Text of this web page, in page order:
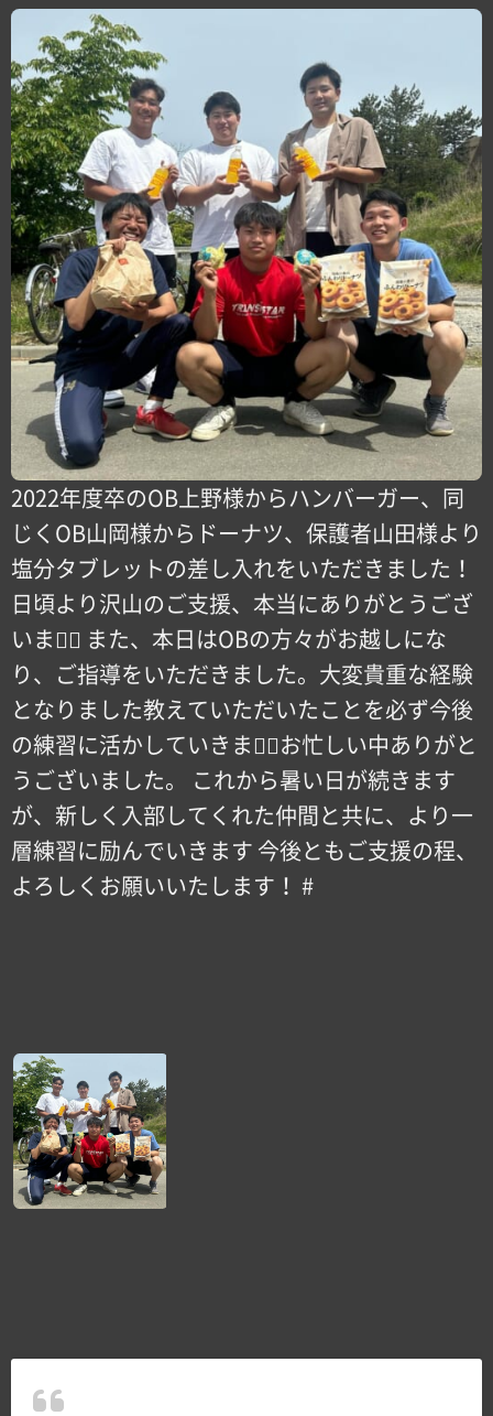
2022年度卒のOB上野様からハンバーガー、同
じくOB山岡様からドーナツ、保護者山田様より
塩分タブレットの差し入れをいただきました！
日頃より沢山のご支援、本当にありがとうござ
います🏻 また、本日はOBの方々がお越しにな
り、ご指導をいただきました。大変貴重な経験
となりました教えていただいたことを必ず今後
の練習に活かしていきます🏻お忙しい中ありがと
うございました。 これから暑い日が続きます
が、新しく入部してくれた仲間と共に、より一
層練習に励んでいきます️ 今後ともご支援の程、
よろしくお願いいたします！ #